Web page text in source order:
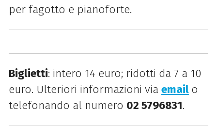
per fagotto e pianoforte.
Biglietti: intero 14 euro; ridotti da 7 a 10
euro. Ulteriori informazioni via email o
telefonando al numero 02 5796831.